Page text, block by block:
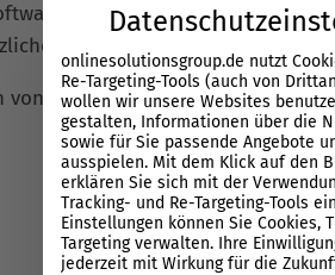
als kostenlose Basisversion
Features an.
von HootSuiteunterstützt:
onlinesolutionsgroup.de nutzt
Re-Targeting-Tools (auch von
wollen wir unsere Websites
gestalten, Informationen über die
sowie für Sie passende Angebote
ausspielen. Mit dem Klick auf den
erklären Sie sich mit der
Tracking- und Re-Targeting-Tools
Einstellungen können Sie Cookies,
Targeting verwalten. Ihre
jederzeit mit Wirkung für die